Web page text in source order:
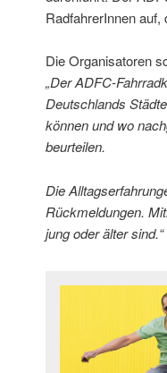
RadfahrerInnen
Die Organisatoren
„Der ADFC-
Deutschlands
können und wo
beurteilen.
Die
Rückmeldungen.
jung oder älter sind.“